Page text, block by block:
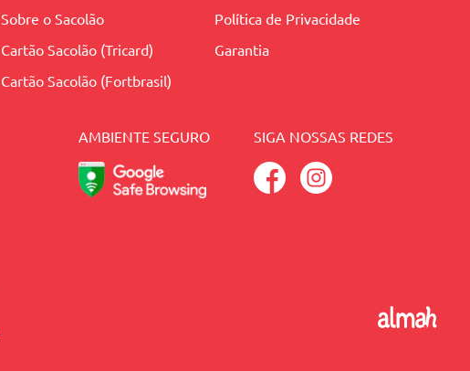
Sobre o Sacolão
Cartão Sacolão (Tricard)
Cartão Sacolão (Fortbrasil)
Política de Privacidade
Garantia
AMBIENTE SEGURO SIGA NOSSAS REDES